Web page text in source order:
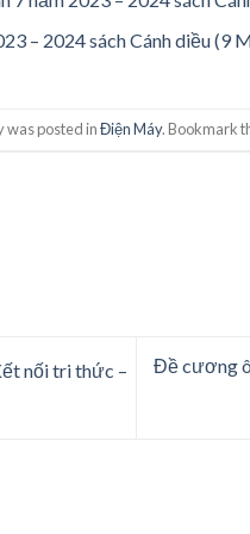
– 2024 sách Cánh diều (9
was posted inĐiện Máy. Bookmark
nối tri thức –
Đề cương